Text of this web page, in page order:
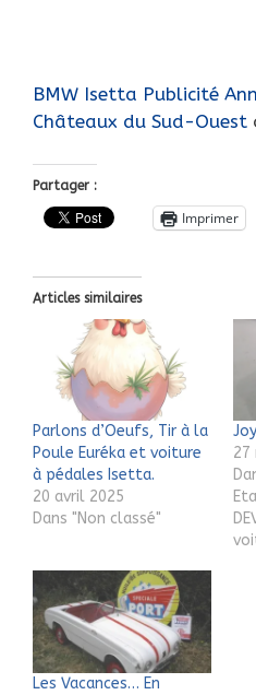
BMW Isetta Publicité
Châteaux du Sud-Ouest
Partager :
Imprimer
Articles similaires
Parlons d’Oeufs, Tir à la
Poule Euréka et voiture
à pédales Isetta.
20 avril 2025
Dans "Non classé"
27
Les Vacances… En